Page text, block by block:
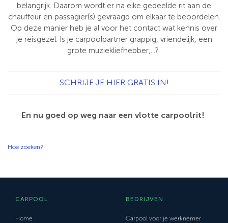
belangrijk. Daarom wordt er na elke gedeelde rit aan de
chauffeur en passagier(s) gevraagd om elkaar te beoordelen.
Op deze manier heb je al voor het contact wat kennis over
je reisgezel. Is je carpoolpartner grappig, vriendelijk, een
grote muziekliefhebber,...?
SCHRIJF JE HIER GRATIS IN!
En nu goed op weg naar een vlotte carpoolrit!
Hoe zoeken?
CARPOOL
Home
BEDRIJVEN
Carpool voor je werknemer